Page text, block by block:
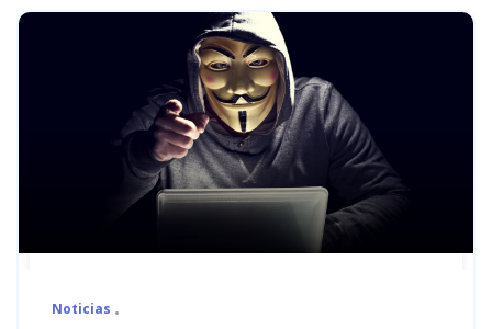
Noticias